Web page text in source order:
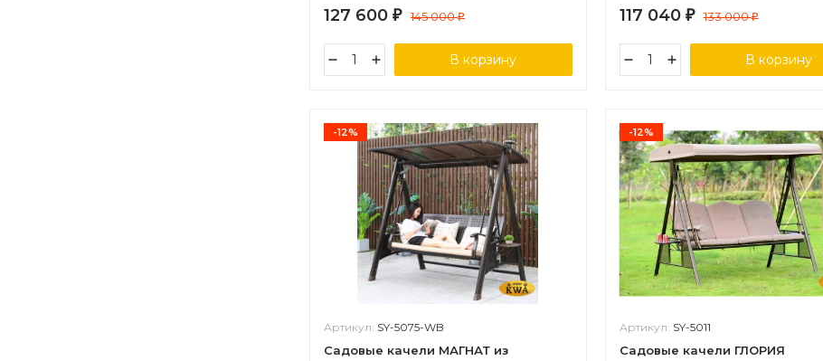
127 600 ₽ 145 000₽
В корзину
117 040 ₽ 133 000₽
В корзину
-12%
Артикул: SY-5075-WB
Садовые качели МАГНАТ из
-12%
Артикул: SY-5011
Садовые качели ГЛОРИЯ